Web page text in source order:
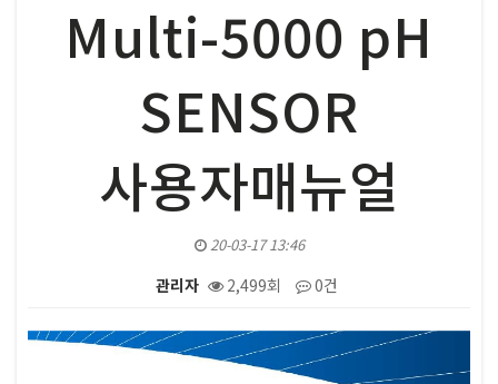
Multi-5000 pH
SENSOR
사용자매뉴얼
20-03-17 13:46
관리자 2,499회 0건
본문